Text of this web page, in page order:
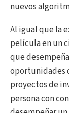
nuevos
Al igual que la
película en un
que
oportunidades
proyectos de
persona con